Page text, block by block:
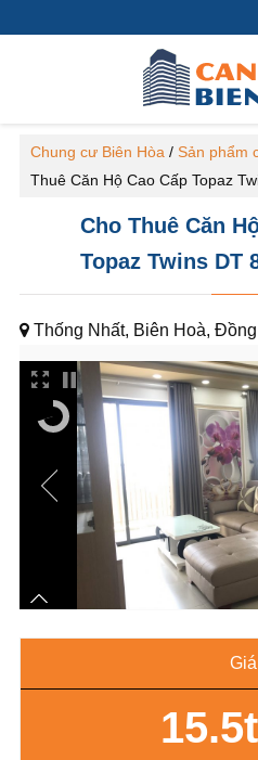
Chung cư Biên Hòa / Sản phẩm
Thuê Căn Hộ Cao Cấp Topaz
Cho Thuê Căn
Topaz Twins DT
Thống Nhất, Biên Hoà,
Giá